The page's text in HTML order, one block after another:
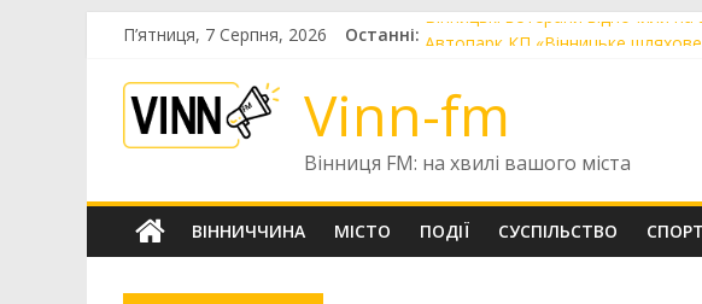
content
П’ятниця, 7 Серпня, 2026 Останні: Вінницькі ветерани відпочили
«Цілодобова варта»: де у
Чотири випускники з Вінниці
Vinn-fm
Вінниця FM: на хвилі вашого міста
ВІННИЧЧИНА МІСТО ПОДІЇ СУСПІЛЬСТВО СПОРТ